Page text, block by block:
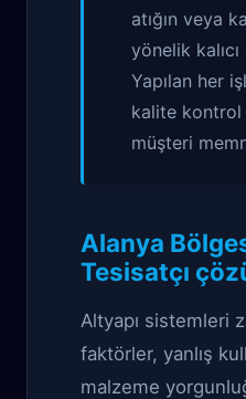
atığın veya
yönelik
Yapılan her
kalite kontrol
müşteri
Alanya
Tesisatçı
Altyapı sistemleri
faktörler, yanlış
malzeme